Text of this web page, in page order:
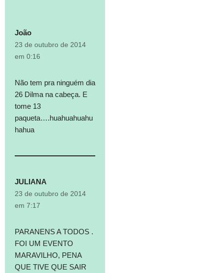
João
23 de outubro de 2014
em 0:16
Não tem pra ninguém dia
26 Dilma na cabeça. E
tome 13
paqueta….huahuahuahu
hahua
JULIANA
23 de outubro de 2014
em 7:17
PARANENS A TODOS .
FOI UM EVENTO
MARAVILHO, PENA
QUE TIVE QUE SAIR